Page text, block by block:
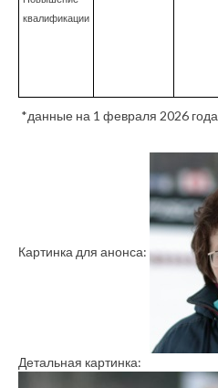
квалификации
*данные на 1 февраля 2026 года
Картинка для анонса:
Детальная картинка: